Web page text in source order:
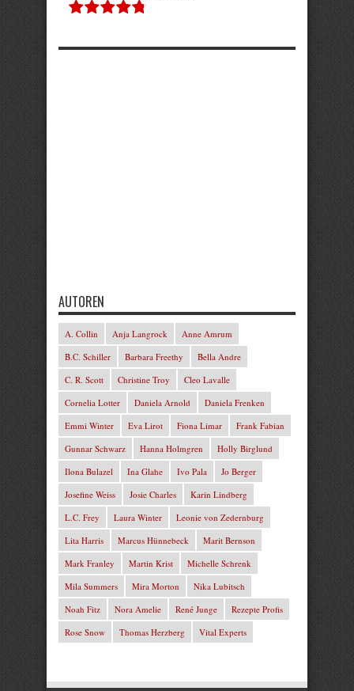
AUTOREN
A. Collin Anja Langrock
Anne Amrum
B.C. Schiller
Barbara Freethy
Bella Andre
C. R. Scott
Christine Troy
Cleo Lavalle
Cornelia Lotter
Daniela Arnold
Daniela Frenken
Emmi Winter
Eva Lirot Fiona Limar
Frank Fabian
Gunnar Schwarz
Hanna Holmgren
Holly Birglund
Ilona Bulazel
Ina Glahe Ivo Pala
Jo Berger
Josefine Weiss
Josie Charles
Karin Lindberg
L.C. Frey
Laura Winter
Leonie von Zedernburg
Lita Harris
Marcus Hünnebeck
Marit Bernson
Mark Franley
Martin Krist
Michelle Schrenk
Mila Summers
Mira Morton
Nika Lubitsch
Noah Fitz
Nora Amelie René Junge
Rezepte Profis
Rose Snow
Thomas Herzberg Vital Experts